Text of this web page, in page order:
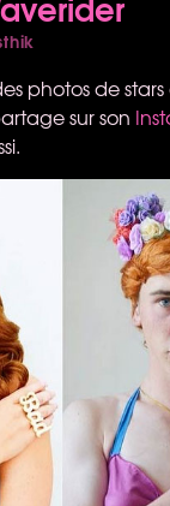
photos de
sur son